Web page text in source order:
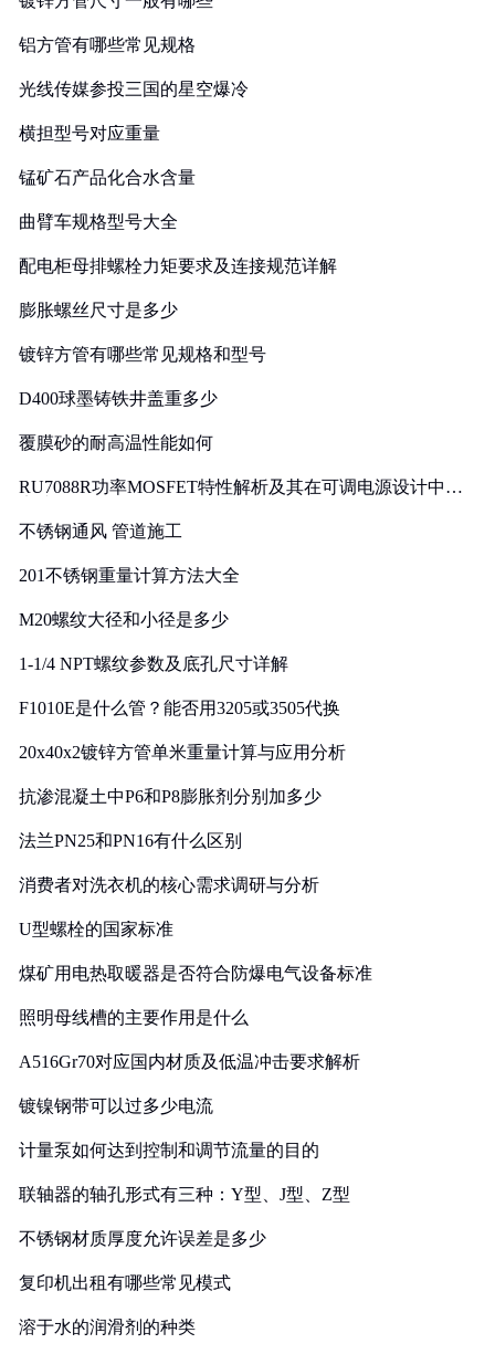
铝方管有哪些常见规格
光线传媒参投三国的星空爆冷
横担型号对应重量
锰矿石产品化合水含量
曲臂车规格型号大全
配电柜母排螺栓力矩要求及连接规范详解
膨胀螺丝尺寸是多少
镀锌方管有哪些常见规格和型号
D400球墨铸铁井盖重多少
覆膜砂的耐高温性能如何
RU7088R功率MOSFET特性解析及其在可调电源设计中的
不锈钢通风 管道施工
201不锈钢重量计算方法大全
M20螺纹大径和小径是多少
1-1/4 NPT螺纹参数及底孔尺寸详解
F1010E是什么管？能否用3205或3505代换
20x40x2镀锌方管单米重量计算与应用分析
抗渗混凝土中P6和P8膨胀剂分别加多少
法兰PN25和PN16有什么区别
消费者对洗衣机的核心需求调研与分析
U型螺栓的国家标准
煤矿用电热取暖器是否符合防爆电气设备标准
照明母线槽的主要作用是什么
A516Gr70对应国内材质及低温冲击要求解析
镀镍钢带可以过多少电流
计量泵如何达到控制和调节流量的目的
联轴器的轴孔形式有三种：Y型、J型、Z型
不锈钢材质厚度允许误差是多少
复印机出租有哪些常见模式
溶于水的润滑剂的种类